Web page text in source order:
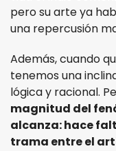
pero su arte ya
una repercusión
Además, cuando
tenemos una
lógica y racional.
magnitud del
alcanza: hace
trama entre el